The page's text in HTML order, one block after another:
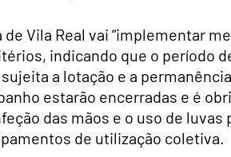
Vila Real vai “implementar
indicando que o período
a lotação e a
estarão encerradas e é
das mãos e o uso de luvas
de utilização coletiva.